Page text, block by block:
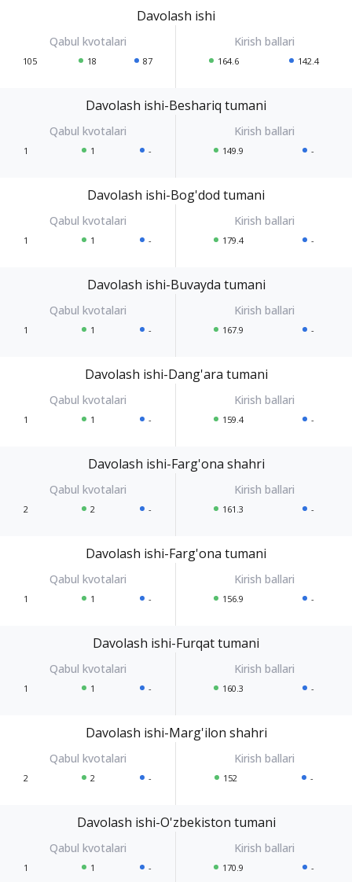
Davolash ishi
105 18 87 164.6 142.4
Davolash ishi-Beshariq tumani
1 1 - 149.9 -
Davolash ishi-Bog'dod tumani
1 1 - 179.4 -
Davolash ishi-Buvayda tumani
1 1 - 167.9 -
Davolash ishi-Dang'ara tumani
1 1 - 159.4 -
Davolash ishi-Farg'ona shahri
2 2 - 161.3 -
Davolash ishi-Farg'ona tumani
1 1 - 156.9 -
Davolash ishi-Furqat tumani
1 1 - 160.3 -
Davolash ishi-Marg'ilon shahri
2 2 - 152 -
Davolash ishi-O'zbekiston tumani
1 1 - 170.9 -